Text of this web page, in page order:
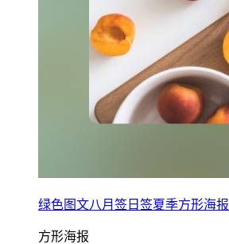
绿色图文八月签日签夏季方形海报
方形海报